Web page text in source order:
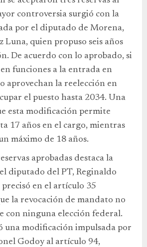
controversia surgió con la
por el diputado de Morena,
Luna, quien propuso seis años
De acuerdo con lo aprobado, si
funciones a la entrada en
aprovechan la reelección en
el puesto hasta 2034. Una
esta modificación permite
17 años en el cargo, mientras
máximo de 18 años.
aprobadas destaca la
diputado del PT, Reginaldo
en el artículo 35
la revocación de mandato no
con ninguna elección federal.
una modificación impulsada por
Godoy al artículo 94,